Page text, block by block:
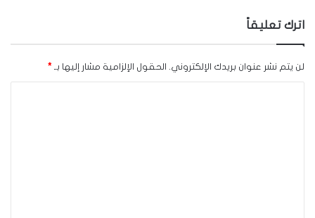
اترك تعليقاً
لن يتم نشر عنوان بريدك الإلكتروني. الحقول الإلزامية مشار إليها بـ *